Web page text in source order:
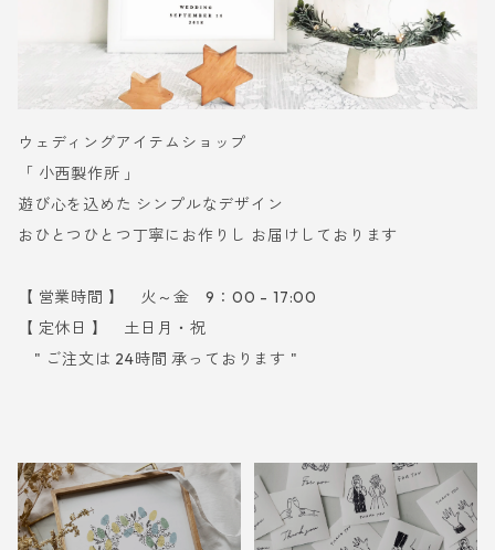
ウェディングアイテムショップ
「 小西製作所 」
遊び心を込めた シンプルなデザイン
おひとつひとつ丁寧にお作りし お届けしております
【 営業時間 】 火～金 9：00 - 17:00
【 定休日 】 土日月・祝
" ご注文は 24時間 承っております "